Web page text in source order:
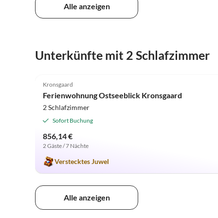
Alle anzeigen
Unterkünfte mit 2 Schlafzimmer
Kronsgaard
Ferienwohnung Ostseeblick Kronsgaard
2 Schlafzimmer
Sofort Buchung
856,14 €
2 Gäste / 7 Nächte
Verstecktes Juwel
Alle anzeigen